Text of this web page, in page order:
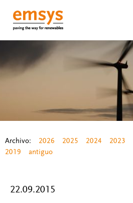
Archivo: 2026 2025 2024 2023
2019
antiguo
22.09.2015